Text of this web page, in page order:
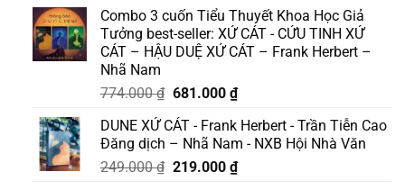
Combo 3 cuốn Tiểu Thuyết Khoa Học Giả
Tưởng best-seller: XỨ CÁT - CỨU TINH XỨ
CÁT – HẬU DUỆ XỨ CÁT – Frank Herbert –
Nhã Nam
774.000₫ Giá
là:
774.000 ₫.
681.000 ₫Giá
tại
là:
681.000 ₫.
DUNE XỨ CÁT - Frank Herbert - Trần Tiễn Cao
Đăng dịch – Nhã Nam - NXB Hội Nhà Văn
249.000₫ Giá
219.000 ₫Giá